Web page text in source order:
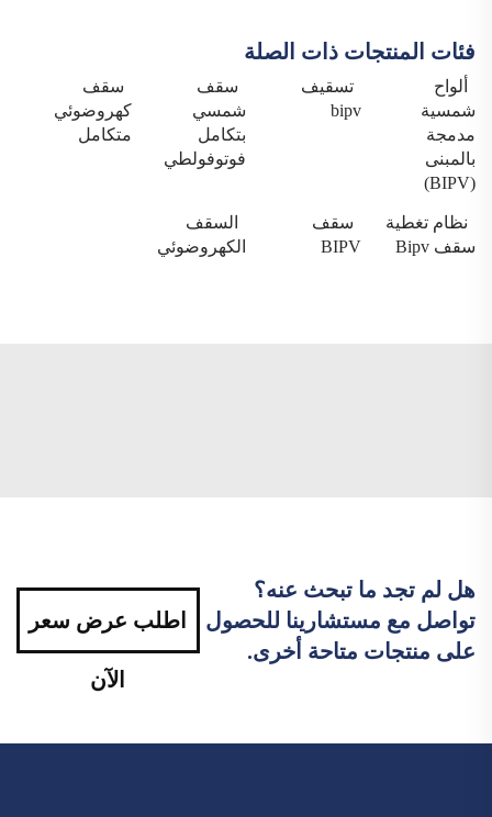
فئات المنتجات ذات الصلة
ألواح
شمسية
مدمجة
بالمبنى
(BIPV)
تسقيف
bipv
سقف
شمسي
بتكامل
فوتوفولطي
سقف
كهروضوئي
متكامل
نظام تغطية
سقف Bipv
سقف
BIPV
السقف
الكهروضوئي
هل لم تجد ما تبحث عنه؟
تواصل مع مستشارينا للحصول
على منتجات متاحة أخرى.
اطلب عرض سعر
الآن